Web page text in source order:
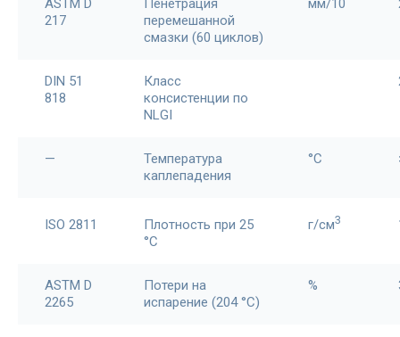
ASTM D
217
Пенетрация
перемешанной
смазки (60 циклов)
мм/10
DIN 51
818
Класс
консистенции по
NLGI
—
Температура
каплепадения
°C
ISO 2811
Плотность при 25
°С
г/см3
ASTM D
2265
Потери на
испарение (204 °C)
%